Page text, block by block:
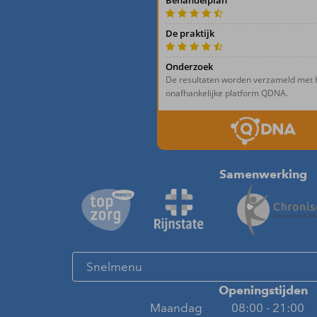
Samenwerking
Openingstijden
Maandag
08:00 - 21:00